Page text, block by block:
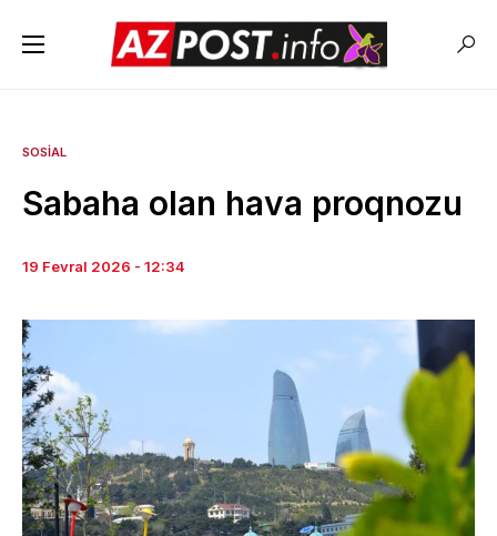
SOSIAL
Sabaha olan hava proqnozu
19 Fevral 2026 - 12:34